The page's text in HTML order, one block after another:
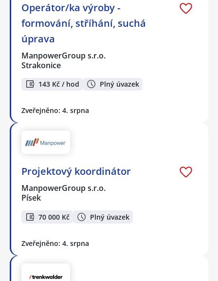
Operátor/ka výroby -
formování, stříhání, suchá
úprava
ManpowerGroup s.r.o.
Strakonice
143 Kč / hod Plný úvazek
Zveřejněno: 4. srpna
Projektový koordinátor
ManpowerGroup s.r.o.
Písek
70 000 Kč Plný úvazek
Zveřejněno: 4. srpna